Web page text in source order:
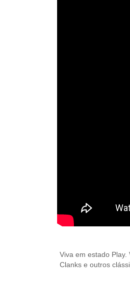
Viva em estado
Clanks e outros